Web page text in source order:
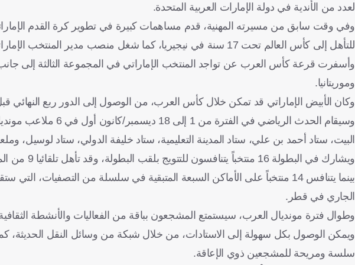
لعدد من الأندية في دولة الإمارات العربية المتحدة.
وفي وقت سابق من مسيرته المهنية، قدم مساهمات كبيرة في تطوير كرة القدم
للتأهل إلى كأس العالم تحت 17 سنة في نيجيريا، كما شغل منصب مدير المنتخب الإماراتي الأولمبي تحت 23 عاماً.
وأسفرت قرعة كأس العرب عن تواجد المنتخب الإماراتي في المجموعة الثالثة إلى
وموريتانيا.
وكان الأبيض الإماراتي قد تمكن خلال كأس العرب، من الوصول إلى الدور ربع النهائي
وسيقام الحدث الرياضي
البيت، ستاد أحمد بن علي، ستاد المدينة التعليمية، ستاد خليفة الدولي، ستاد لوسيل، وملعب
ويشارك في البطولة 16 منتخباً يتنافسون للتتويج بلقب البطولة، وقد تأهل تلقائيا 9 من المنتخبات الأعلى تصنيفاً من الاتحاد الدولي لكرة القدم (الفيفا).
الجاري في قطر.
وطوال فترة مونديال العرب، سيستمتع المشجعون بباقة من الفعاليات والأنشطة الثقافية
ويمكن الوصول بكل سهولة إلى الاستادات، من خلال شبكة من وسائل النقل الحديثة،
سلسة ومريحة للمشجعين ذوي الإعاقة.